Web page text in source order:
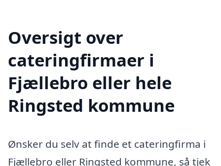
Oversigt over
cateringfirmaer i
Fjællebro eller hele
Ringsted kommune
Ønsker du selv at finde et cateringfirma i
Fjællebro eller Ringsted kommune, så tjek